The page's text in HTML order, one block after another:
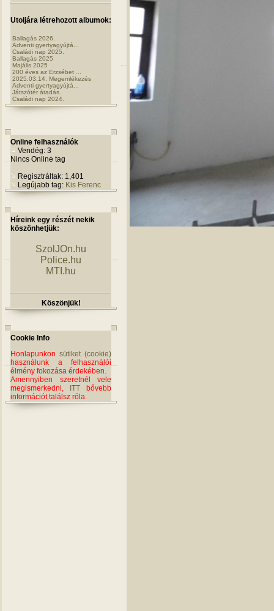
Utoljára létrehozott albumok:
Ballagás 2026.
Adventi gyertyagyújtá...
Családi nap 2025.
Ballagás 2025
Majális 2025
200 éves az Erzsébet ...
2025.03.14. Megemlékezés
Adventi gyertyagyújtá...
Játszótér átadás.
Családi nap 2024.
Online felhasználók
Vendég: 3
Nincs Online tag
Regisztráltak: 1,401
Legújabb tag: Kis Ferenc
Híreink egy részét nekik
köszönhetjük:
SzolJOn.hu
Police.hu
MTI.hu
Köszönjük!
Cookie Info
Honlapunkon sütiket (cookie)
használunk a felhasználói
élmény fokozása érdekében.
Amennyiben szeretnél vele
megismerkedni,
ITT bővebb
információt találsz róla.